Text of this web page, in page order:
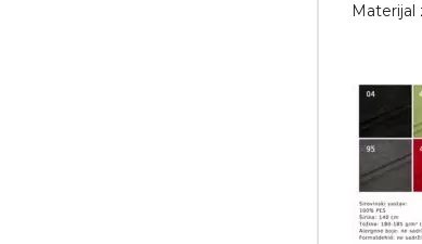
Materijal